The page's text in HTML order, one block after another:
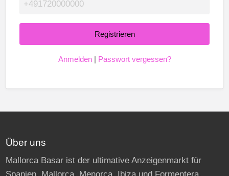
Anmelden| Passwort vergessen?
Über uns
Mallorca Basar ist der ultimative Anzeigenmarkt für